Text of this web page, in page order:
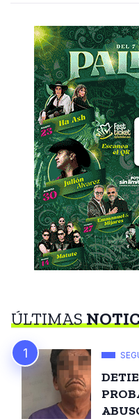
ÚLTIMAS